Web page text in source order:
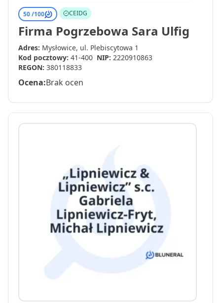
50 /100 CEIDG
Firma Pogrzebowa Sara Ulfig
Adres: Mysłowice, ul. Plebiscytowa 1
Kod pocztowy: 41-400 NIP: 2220910863
REGON: 380118833
Ocena:Brak ocen